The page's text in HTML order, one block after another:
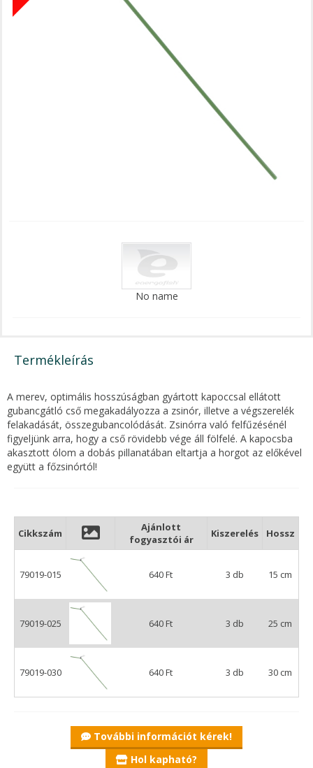
No name
Termékleírás
A merev, optimális hosszúságban gyártott kapoccsal ellátott
gubancgátló cső megakadályozza a zsinór, illetve a végszerelék
felakadását, összegubancolódását. Zsinórra való felfűzésénél
figyeljünk arra, hogy a cső rövidebb vége áll fölfelé. A kapocsba
akasztott ólom a dobás pillanatában eltartja a horgot az előkével
együtt a főzsinórtól!
Cikkszám
Ajánlott
fogyasztói ár
Kiszerelés Hossz
79019-015 640 Ft 3 db 15 cm
79019-025 640 Ft 3 db 25 cm
79019-030 640 Ft 3 db 30 cm
További információt kérek!
Hol kapható?